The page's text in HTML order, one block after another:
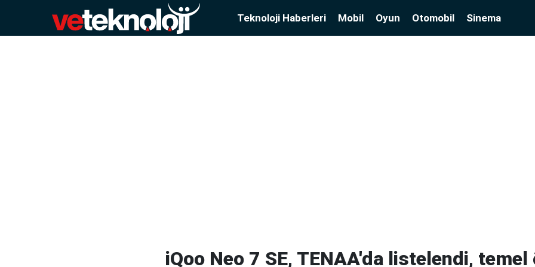
Teknoloji Haberleri Mobil Oyun Otomobil Sinema
iQoo Neo 7 SE, TENAA'da listelendi,